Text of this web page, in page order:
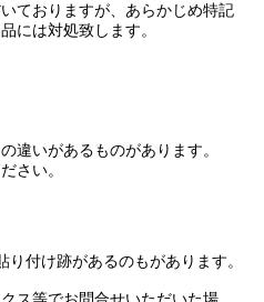
ておりますが、あらかじめ特記
には対処致します。
違いがあるものがあります。
さい。
付け跡があるのもがあります。